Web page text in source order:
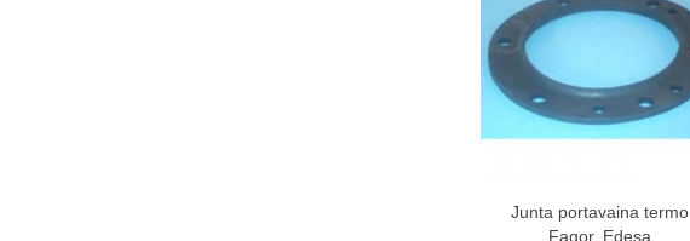
Vista rápida
Junta portavaina termo
Fagor, Edesa